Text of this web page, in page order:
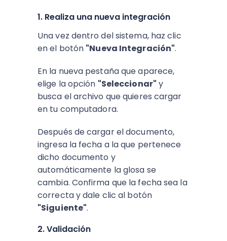
1. Realiza una nueva integración
Una vez dentro del sistema, haz clic
en el botón "Nueva Integración".
En la nueva pestaña que aparece,
elige la opción "Seleccionar" y
busca el archivo que quieres cargar
en tu computadora.
Después de cargar el documento,
ingresa la fecha a la que pertenece
dicho documento y
automáticamente la glosa se
cambia. Confirma que la fecha sea la
correcta y dale clic al botón
"Siguiente".
2. Validación